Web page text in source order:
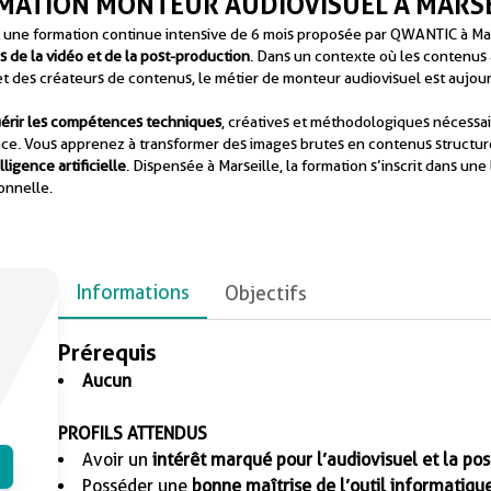
Pour les entreprises
formation continue intensive de 6 mois proposée par QWANTIC à
de la vidéo et de la post-production . Dans un contexte où les
des créateurs de contenus, le métier de monteur audiovisuel est
les compétences techniques, créatives et méthodologiques
Vous apprenez à transformer des images brutes en contenus
artificielle . Dispensée à Marseille, la formation s’inscrit dans
Informations Objectifs
Prérequis
Aucun
PROFILS ATTENDUS
Avoir unintérêt marqué pour l’audiovisuel et la
Posséder une bonne maîtrise de l’outil